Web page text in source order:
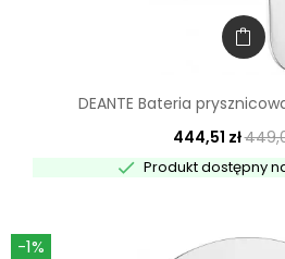
DEANTE Bateria
444,51 zł
 Produkt dostępny
-1%